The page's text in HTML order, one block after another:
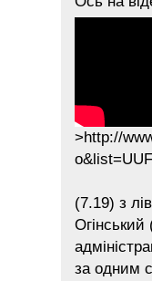
>http://
(7.19) з
Огінський
за одним